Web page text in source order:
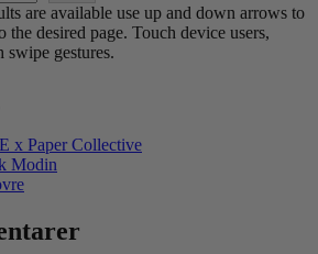
are available use up and down arrows to
the desired page. Touch device users,
gestures.
x Paper Collective
Modin